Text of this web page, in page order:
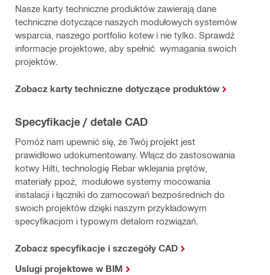
Nasze karty techniczne produktów zawierają dane
techniczne dotyczące naszych modułowych systemów
wsparcia, naszego portfolio kotew i nie tylko. Sprawdź
informacje projektowe, aby spełnić wymagania swoich
projektów.
Zobacz karty techniczne dotyczące produktów
Specyfikacje / detale CAD
Pomóż nam upewnić się, że Twój projekt jest
prawidłowo udokumentowany. Włącz do zastosowania
kotwy Hilti, technologię Rebar wklejania prętów,
materiały ppoż, modułowe systemy mocowania
instalacji i łączniki do zamocowań bezpośrednich do
swoich projektów dzięki naszym przykładowym
specyfikacjom i typowym detalom rozwiązań.
Zobacz specyfikacje i szczegóły CAD
Uslugi projektowe w BIM